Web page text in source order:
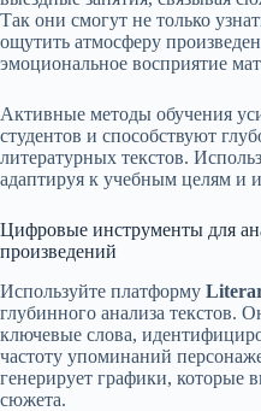
Так они смогут не только
ощутить атмосферу
эмоциональное восприятие
Активные методы обучения
студентов и способствуют
литературных текстов.
адаптируя к учебным целям и
Цифровые инструменты для
произведений
Используйте платформу
глубинного анализа текстов.
ключевые слова,
частоту упоминаний
генерирует графики, которые
сюжета.